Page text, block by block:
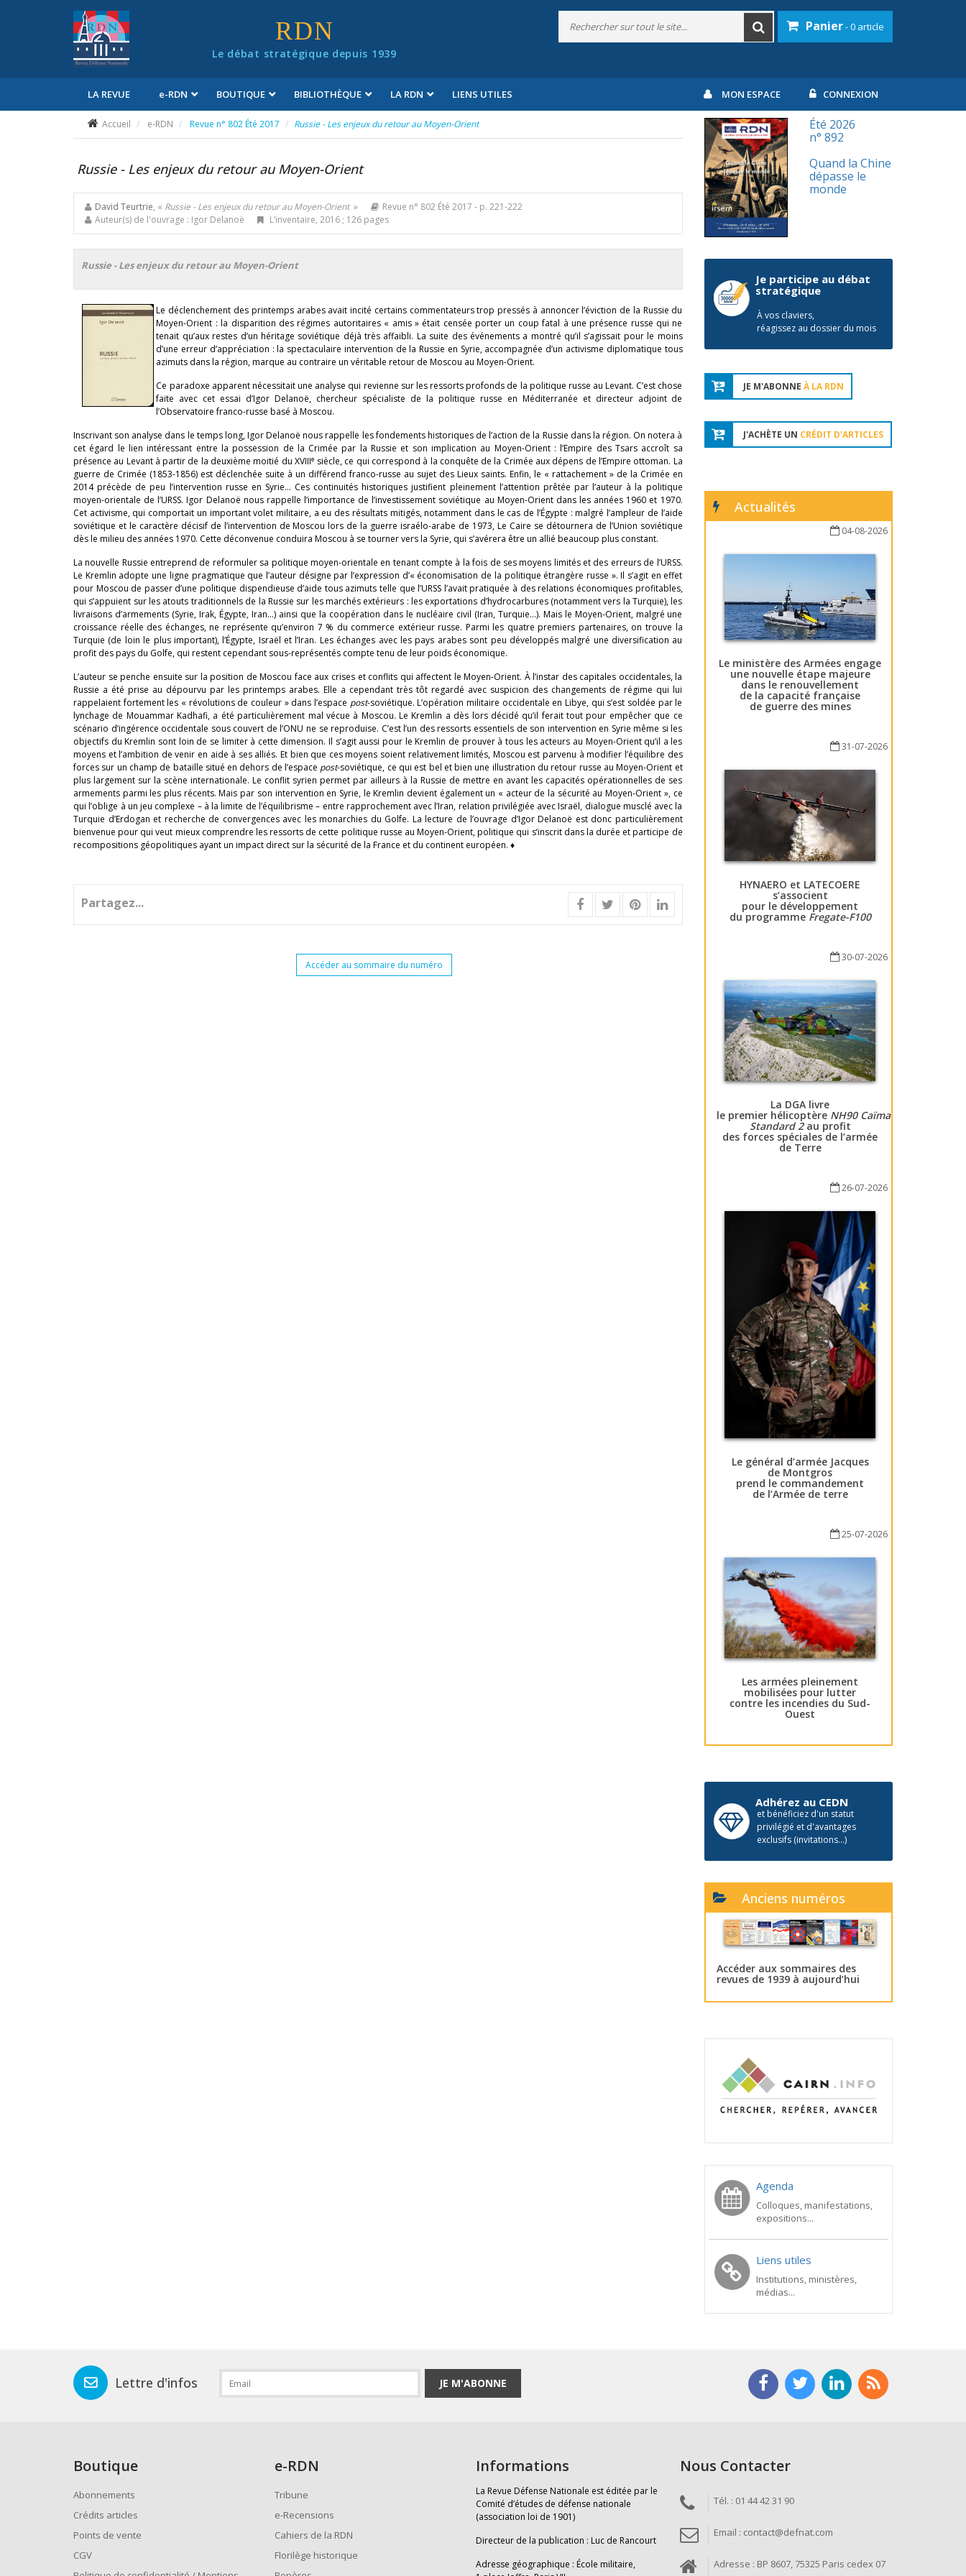
RDN
Le débat stratégique depuis 1939
Panier- 0 article
LA REVUE e-RDN BOUTIQUE BIBLIOTHÈQUE LA RDN LIENS UTILES MON ESPACE CONNEXION
Accueil e-RDN Revue n° 802 Été 2017 Russie - Les enjeux du retour au Moyen-Orient
Russie - Les enjeux du retour au Moyen-Orient
David Teurtrie, « Russie - Les enjeux du retour au Moyen-Orient» Revue n° 802 Été 2017 - p. 221-222
Auteur(s) de l'ouvrage : Igor Delanoë
L’inventaire, 2016 ; 126 pages
Russie - Les enjeux du retour au Moyen-Orient
Le déclenchement des printemps arabes avait incité certains commentateurs trop pressés à annoncer l’éviction de la Russie du
Moyen-Orient : la disparition des régimes autoritaires « amis » était censée porter un coup fatal à une présence russe qui ne
tenait qu’aux restes d’un héritage soviétique déjà très affaibli. La suite des événements a montré qu’il s’agissait pour le moins
d’une erreur d’appréciation : la spectaculaire intervention de la Russie en Syrie, accompagnée d’un activisme diplomatique tous
azimuts dans la région, marque au contraire un véritable retour de Moscou au Moyen-Orient.
Ce paradoxe apparent nécessitait une analyse qui revienne sur les ressorts profonds de la politique russe au Levant. C’est chose
faite avec cet essai d’Igor Delanoë, chercheur spécialiste de la politique russe en Méditerranée et directeur adjoint de
l’Observatoire franco-russe basé à Moscou.
Inscrivant son analyse dans le temps long, Igor Delanoë nous rappelle les fondements historiques de l’action de la Russie dans la région. On notera à
cet égard le lien intéressant entre la possession de la Crimée par la Russie et son implication au Moyen-Orient : l’Empire des Tsars accroît sa
présence au Levant à partir de la deuxième moitié du XVIIIesiècle, ce qui correspond à la conquête de la Crimée aux dépens de l’Empire ottoman. La
guerre de Crimée (1853-1856) est déclenchée suite à un différend franco-russe au sujet des Lieux saints. Enfin, le « rattachement » de la Crimée en
2014 précède de peu l’intervention russe en Syrie… Ces continuités historiques justifient pleinement l’attention prêtée par l’auteur à la politique
moyen-orientale de l’URSS. Igor Delanoë nous rappelle l’importance de l’investissement soviétique au Moyen-Orient dans les années 1960 et 1970.
Cet activisme, qui comportait un important volet militaire, a eu des résultats mitigés, notamment dans le cas de l’Égypte : malgré l’ampleur de l’aide
soviétique et le caractère décisif de l’intervention de Moscou lors de la guerre israélo-arabe de 1973, Le Caire se détournera de l’Union soviétique
dès le milieu des années 1970. Cette déconvenue conduira Moscou à se tourner vers la Syrie, qui s’avérera être un allié beaucoup plus constant.
La nouvelle Russie entreprend de reformuler sa politique moyen-orientale en tenant compte à la fois de ses moyens limités et des erreurs de l’URSS.
Le Kremlin adopte une ligne pragmatique que l’auteur désigne par l’expression d’« économisation de la politique étrangère russe ». Il s’agit en effet
pour Moscou de passer d’une politique dispendieuse d’aide tous azimuts telle que l’URSS l’avait pratiquée à des relations économiques profitables,
qui s’appuient sur les atouts traditionnels de la Russie sur les marchés extérieurs : les exportations d’hydrocarbures (notamment vers la Turquie), les
livraisons d’armements (Syrie, Irak, Égypte, Iran…) ainsi que la coopération dans le nucléaire civil (Iran, Turquie…). Mais le Moyen-Orient, malgré une
croissance réelle des échanges, ne représente qu’environ 7 % du commerce extérieur russe. Parmi les quatre premiers partenaires, on trouve la
Turquie (de loin le plus important), l’Égypte, Israël et l’Iran. Les échanges avec les pays arabes sont peu développés malgré une diversification au
profit des pays du Golfe, qui restent cependant sous-représentés compte tenu de leur poids économique.
L’auteur se penche ensuite sur la position de Moscou face aux crises et conflits qui affectent le Moyen-Orient. À l’instar des capitales occidentales, la
Russie a été prise au dépourvu par les printemps arabes. Elle a cependant très tôt regardé avec suspicion des changements de régime qui lui
rappelaient fortement les « révolutions de couleur » dans l’espace post-soviétique. L’opération militaire occidentale en Libye, qui s’est soldée par le
lynchage de Mouammar Kadhafi, a été particulièrement mal vécue à Moscou. Le Kremlin a dès lors décidé qu’il ferait tout pour empêcher que ce
scénario d’ingérence occidentale sous couvert de l’ONU ne se reproduise. C’est l’un des ressorts essentiels de son intervention en Syrie même si les
objectifs du Kremlin sont loin de se limiter à cette dimension. Il s’agit aussi pour le Kremlin de prouver à tous les acteurs au Moyen-Orient qu’il a les
moyens et l’ambition de venir en aide à ses alliés. Et bien que ces moyens soient relativement limités, Moscou est parvenu à modifier l’équilibre des
forces sur un champ de bataille situé en dehors de l’espace post-soviétique, ce qui est bel et bien une illustration du retour russe au Moyen-Orient et
plus largement sur la scène internationale. Le conflit syrien permet par ailleurs à la Russie de mettre en avant les capacités opérationnelles de ses
armements parmi les plus récents. Mais par son intervention en Syrie, le Kremlin devient également un « acteur de la sécurité au Moyen-Orient », ce
qui l’oblige à un jeu complexe – à la limite de l’équilibrisme – entre rapprochement avec l’Iran, relation privilégiée avec Israël, dialogue musclé avec la
Turquie d’Erdogan et recherche de convergences avec les monarchies du Golfe. La lecture de l’ouvrage d’Igor Delanoë est donc particulièrement
bienvenue pour qui veut mieux comprendre les ressorts de cette politique russe au Moyen-Orient, politique qui s’inscrit dans la durée et participe de
recompositions géopolitiques ayant un impact direct sur la sécurité de la France et du continent européen. ♦
Partagez...
Accéder au sommaire du numéro
Été 2026
n° 892
Quand la Chine
dépasse le
monde
Je participe au débat
stratégique
À vos claviers,
réagissez au dossier du mois
JE M'ABONNE À LA RDN
J'ACHÈTE UN CRÉDIT D'ARTICLES
Actualités
04-08-2026
Le ministère des Armées engage
une nouvelle étape majeure
dans le renouvellement
de la capacité française
de guerre des mines
31-07-2026
HYNAERO et LATECOERE
s’associent
pour le développement
du programme Fregate-F100
30-07-2026
La DGA livre
le premier hélicoptère NH90 Caïman
Standard 2au profit
des forces spéciales de l’armée
de Terre
26-07-2026
Le général d’armée Jacques
de Montgros
prend le commandement
de l’Armée de terre
25-07-2026
Les armées pleinement
mobilisées pour lutter
contre les incendies du Sud-
Ouest
Adhérez au CEDN
et bénéficiez d'un statut
privilégié et d'avantages
exclusifs (invitations...)
Anciens numéros
Accéder aux sommaires des
revues de 1939 à aujourd’hui
Agenda
Colloques, manifestations,
expositions...
Liens utiles
Institutions, ministères,
médias...
Lettre d'infos JE M'ABONNE
Boutique
Abonnements
Crédits articles
Points de vente
CGV
e-RDN
Tribune
e-Recensions
Cahiers de la RDN
Florilège historique
Informations
La Revue Défense Nationale est éditée par le
Comité d’études de défense nationale
(association loi de 1901)
Directeur de la publication : Luc de Rancourt
Adresse géographique : École militaire,
Nous Contacter
Tél. : 01 44 42 31 90
Email : contact@defnat.com
Adresse : BP 8607, 75325 Paris cedex 07